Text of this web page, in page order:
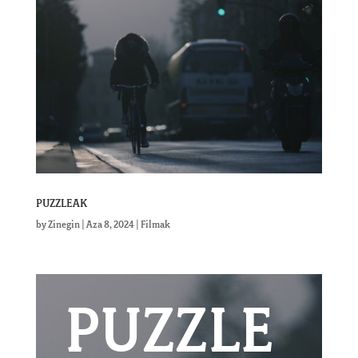
PUZZLEAK
byZinegin| Aza 8, 2024| Filmak
PUZZLE